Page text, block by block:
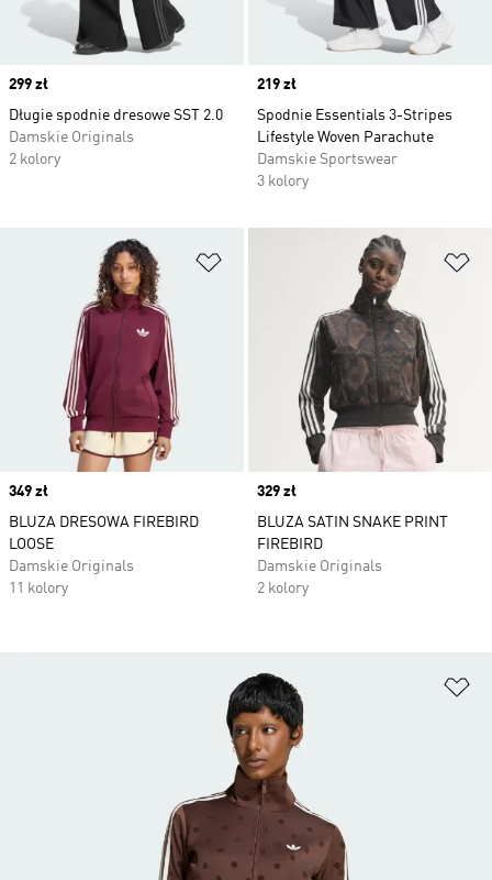
Price
299 zł
Długie spodnie dresowe SST 2.0
Damskie Originals
2 kolory
Price
219 zł
Spodnie Essentials 3-Stripes
Lifestyle Woven Parachute
Damskie Sportswear
3 kolory
Dodaj do listy życzeń
Price
349 zł
BLUZA DRESOWA FIREBIRD
LOOSE
Damskie Originals
11 kolory
Price
329 zł
BLUZA SATIN SNAKE PRINT
FIREBIRD
Damskie Originals
2 kolory